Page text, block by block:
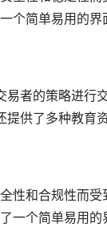
简单易用的界
者的策略进行
供了多种教育
性和合规性而
个简单易用的